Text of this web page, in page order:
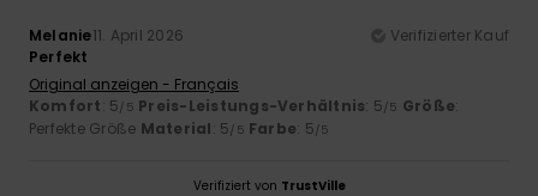
Melanie11. April 2026
Verifizierter Kauf
Perfekt
Original anzeigen - Français
Komfort: 5/5 Preis-Leistungs-Verhältnis: 5/5 Größe:
Perfekte Größe Material: 5/5 Farbe: 5/5
Verifiziert von TrustVille